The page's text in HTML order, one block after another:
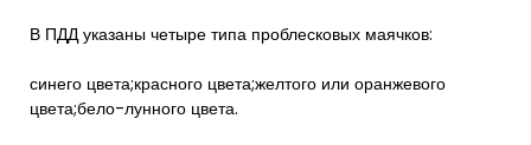
В ПДД указаны четыре типа проблесковых маячков:
синего цвета;красного цвета;желтого или оранжевого
цвета;бело-лунного цвета.